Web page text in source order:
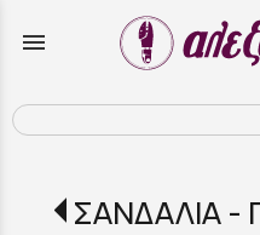
menu
ΣΑΝΔΑΛΙΑ -